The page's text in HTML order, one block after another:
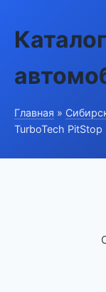
Главная »
TurboTech PitStop